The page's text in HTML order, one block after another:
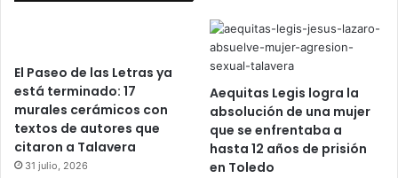
El Paseo de las Letras ya
está terminado: 17
murales cerámicos con
textos de autores que
citaron a Talavera
31 julio, 2026
Aequitas Legis logra la
absolución de una mujer
que se enfrentaba a
hasta 12 años de prisión
en Toledo